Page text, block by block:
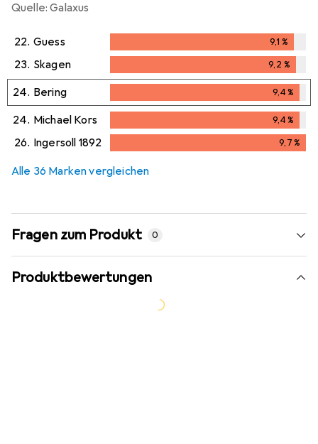
Quelle: Galaxus
22. Guess 9,1 %
9,1%
23. Skagen 9,2 %
9,2%
24. Bering 9,4%
9,4%
24. Michael Kors 9,4%
9,4%
26. Ingersoll 1892 9,7%
Alle 36 Marken vergleichen
Fragen zum Produkt 0
Produktbewertungen